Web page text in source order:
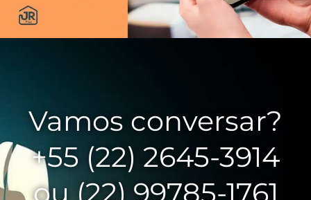
Vamos conversar?
+55 (22) 2645-3914
ou (22) 99785-1761